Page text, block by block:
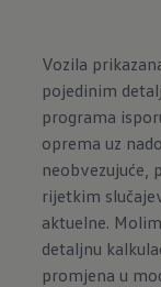
Vozila
pojedinim
programa
oprema uz
neobvezujuće,
rijetkim
aktuelne.
detaljnu
promjena u